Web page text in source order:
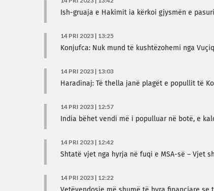
Ish-gruaja e Hakimit ia kërkoi gjysmën e
14 PRI 2023 | 13:25
Konjufca: Nuk mund të kushtëzohemi nga
14 PRI 2023 | 13:03
Haradinaj: Të thella janë plagët e popullit të
14 PRI 2023 | 12:57
India bëhet vendi më i populluar në botë, e
14 PRI 2023 | 12:42
Shtatë vjet nga hyrja në fuqi e MSA-së – Vjet
14 PRI 2023 | 12:22